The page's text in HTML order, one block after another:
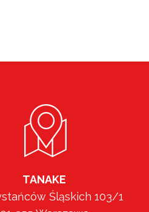
TANAKE
Śląskich 103/1